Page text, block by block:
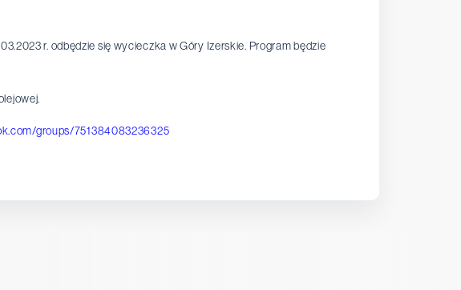
r. odbędzie się wycieczka w Góry Izerskie. Program będzie
groups/751384083236325